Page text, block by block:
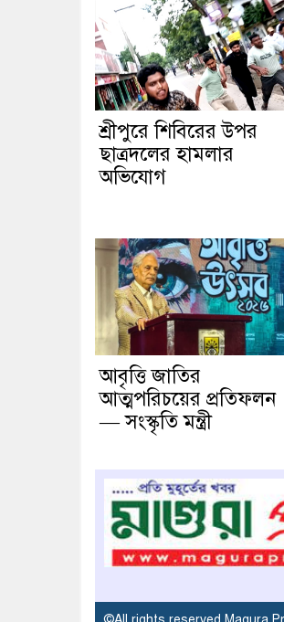
শ্রীপুরে শিবিরের উপর
ছাত্রদলের হামলার
অভিযোগ
আবৃত্তি জাতির
আত্মপরিচয়ের প্রতিফলন
— সংস্কৃতি মন্ত্রী